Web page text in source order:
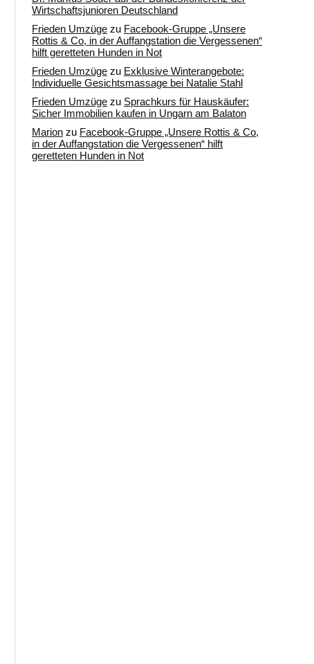
Wirtschaftsjunioren Deutschland
Frieden Umzüge zu Facebook-Gruppe „Unsere
Rottis & Co, in der Auffangstation die Vergessenen“
hilft geretteten Hunden in Not
Frieden Umzüge zu Exklusive Winterangebote:
Individuelle Gesichtsmassage bei Natalie Stahl
Frieden Umzüge zu Sprachkurs für Hauskäufer:
Sicher Immobilien kaufen in Ungarn am Balaton
Marion zu Facebook-Gruppe „Unsere Rottis & Co,
in der Auffangstation die Vergessenen“ hilft
geretteten Hunden in Not